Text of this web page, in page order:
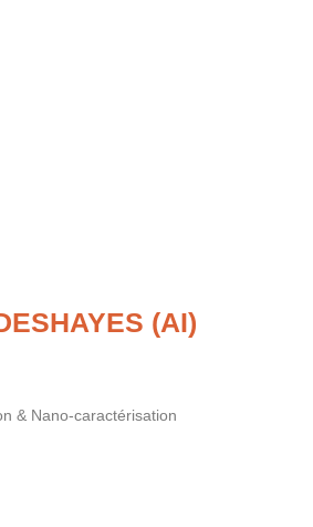
(AI)
& Nano-caractérisation